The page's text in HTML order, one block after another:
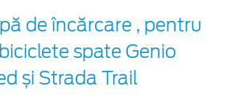
de încărcare , pentru
spate Genio
și Strada Trail